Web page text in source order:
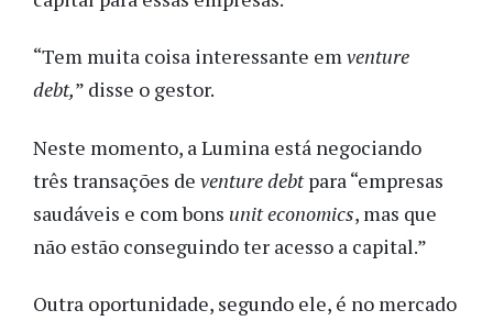
“Tem muita coisa interessante emventure
debt,” disse o gestor.
Neste momento, a Lumina está negociando
três transações de venture debtpara “empresas
saudáveis e com bons unit economics, mas que
não estão conseguindo ter acesso a capital.”
Outra oportunidade, segundo ele, é no mercado